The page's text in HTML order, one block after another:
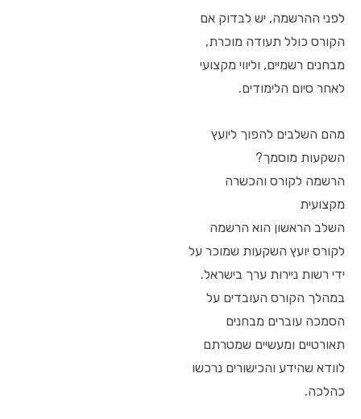
לפני ההרשמה, יש לבדוק אם
הקורס כולל תעודה מוכרת,
מבחנים רשמיים, וליווי מקצועי
לאחר סיום הלימודים.
מהם השלבים להפוך ליועץ
השקעות מוסמך?
הרשמה לקורס והכשרה
מקצועית
השלב הראשון הוא הרשמה
לקורס יועץ השקעות שמוכר על
ידי רשות ניירות ערך בישראל.
במהלך הקורס העובדים על
הסמכה עוברים מבחנים
תאורטיים ומעשיים שמטרתם
לוודא שהידע והכישורים נרכשו
כהלכה.